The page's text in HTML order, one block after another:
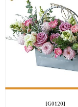
[G0120]